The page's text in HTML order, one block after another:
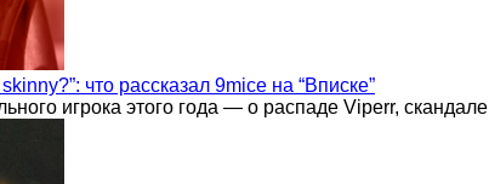
что рассказал 9mice на “Вписке”
игрока этого года — о распаде Viperr,